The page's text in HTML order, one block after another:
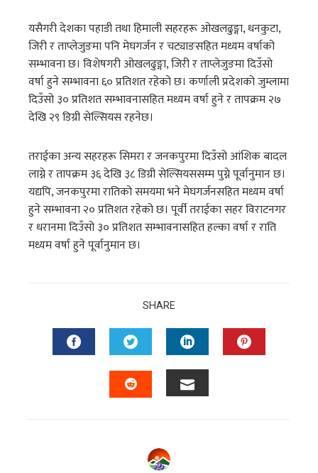
यसैगरी देशका पहाडी तथा हिमाली सहरहरू ओखलढुङ्गा, धनकुटा,
जिरी र ताप्लेजुङमा पनि मेघगर्जन र चट्याङसहित मध्यम वर्षाको
सम्भावना छ। विशेषगरी ओखलढुङ्गा, जिरी र ताप्लेजुङमा दिउँसो
वर्षा हुने सम्भावना ६० प्रतिशत रहेको छ। कर्णाली प्रदेशको जुम्लामा
दिउँसो ३० प्रतिशत सम्भावनासहित मध्यम वर्षा हुने र तापक्रम २७
देखि २९ डिग्री सेल्सियस रहनेछ।
तराईका अन्य सहरहरू सिमरा र जनकपुरमा दिउँसो आंशिक बादल
लाग्ने र तापक्रम ३६ देखि ३८ डिग्री सेल्सियससम्म पुग्ने पूर्वानुमान छ।
यद्यपि, जनकपुरमा रातिको समयमा भने मेघगर्जनसहित मध्यम वर्षा
हुने सम्भावना २० प्रतिशत रहेको छ। पूर्वी तराईका सहर विराटनगर
र धरानमा दिउँसो ३० प्रतिशत सम्भावनासहित हल्का वर्षा र राति
मध्यम वर्षा हुने पूर्वानुमान छ।
SHARE